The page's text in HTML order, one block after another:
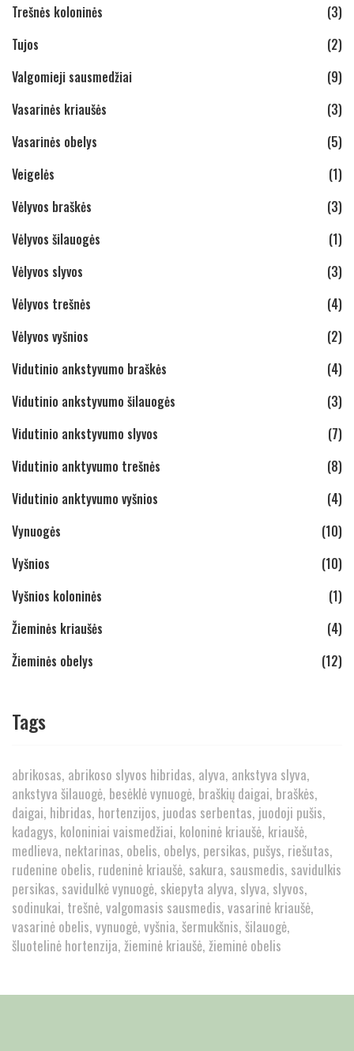
Trešnės koloninės
(3)
Tujos
(2)
Valgomieji sausmedžiai
(9)
Vasarinės kriaušės
(3)
Vasarinės obelys
(5)
Veigelės
(1)
Vėlyvos braškės
(3)
Vėlyvos šilauogės
(1)
Vėlyvos slyvos
(3)
Vėlyvos trešnės
(4)
Vėlyvos vyšnios
(2)
Vidutinio ankstyvumo braškės
(4)
Vidutinio ankstyvumo šilauogės
(3)
Vidutinio ankstyvumo slyvos
(7)
Vidutinio anktyvumo trešnės
(8)
Vidutinio anktyvumo vyšnios
(4)
Vynuogės
(10)
Vyšnios
(10)
Vyšnios koloninės
(1)
Žieminės kriaušės
(4)
Žieminės obelys
(12)
Tags
abrikosas abrikoso slyvos hibridas alyva ankstyva slyva
ankstyva šilauogė besėklė vynuogė braškių daigai braškės
daigai hibridas hortenzijos juodas serbentas juodoji pušis
kadagys koloniniai vaismedžiai koloninė kriaušė kriaušė
medlieva nektarinas obelis obelys persikas pušys riešutas
rudenine obelis rudeninė kriaušė sakura sausmedis savidulkis
persikas savidulkė vynuogė skiepyta alyva slyva slyvos
sodinukai trešnė valgomasis sausmedis vasarinė kriaušė
vasarinė obelis vynuogė vyšnia šermukšnis šilauogė
šluotelinė hortenzija žieminė kriaušė žieminė obelis